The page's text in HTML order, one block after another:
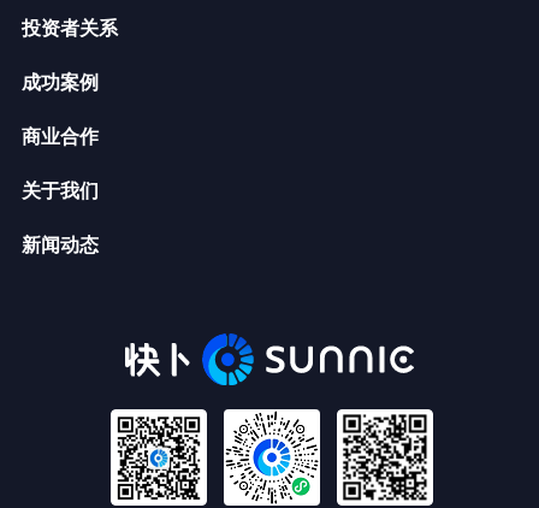
投资者关系
成功案例
商业合作
关于我们
新闻动态